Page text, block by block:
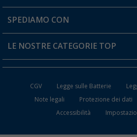
Carta fedeltà Berger
Resi
FAQ e Contatti
SPEDIAMO CON
LE NOSTRE CATEGORIE TOP
WC da Campeggio
Mobili per il Campeggio
CGV Legge sulle Batterie
Note legali
Protezione dei dati
Accessibilità